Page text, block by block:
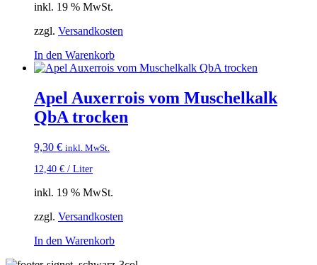
inkl. 19 % MwSt.
zzgl. Versandkosten
In den Warenkorb
Apel Auxerrois vom Muschelkalk
QbA trocken
9,30 € inkl. MwSt.
12,40 € / Liter
inkl. 19 % MwSt.
zzgl. Versandkosten
In den Warenkorb